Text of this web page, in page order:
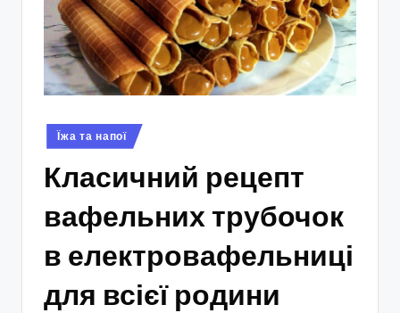
Опубліковано
у
Їжа та напої
Класичний рецепт
вафельних трубочок
в електровафельниці
для всієї родини